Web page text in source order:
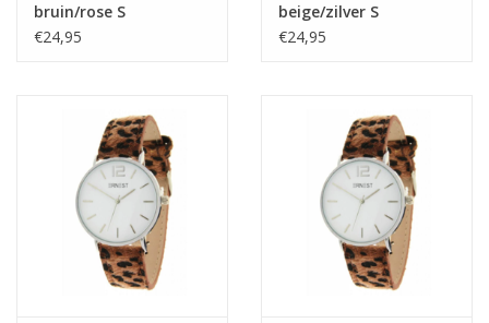
bruin/rose S
€24,95
beige/zilver S
€24,95